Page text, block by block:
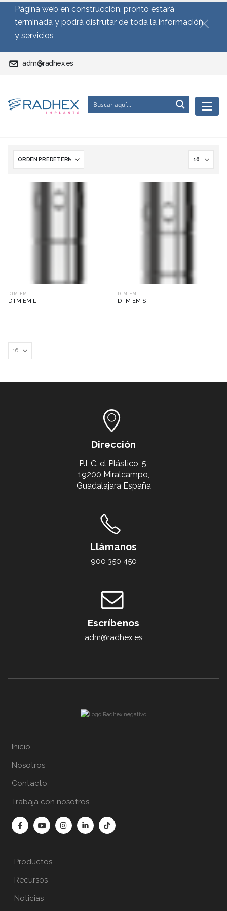
Página web en construcción, pronto estará
terminada y podrá disfrutar de toda la información
y servicios
adm@radhex.es
DTM-EM
DTM EM L
DTM-EM
DTM EM S
Dirección
P.I, C. el Plástico, 5,
19200 Miralcampo,
Guadalajara España
Llámanos
900 350 450
Escríbenos
adm@radhex.es
Inicio
Nosotros
Contacto
Trabaja con nosotros
Productos
Recursos
Noticias